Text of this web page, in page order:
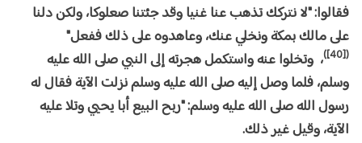
فقالوا: "لا نتركك تذهب عنا غنيا وقد جئتنا صعلوكا، ولكن دلنا
على مالك بمكة ونخلي عنك، وعاهدوه على ذلك ففعل"
([40])
، وتخلوا عنه واستكمل هجرته إلى النبي صلى الله عليه
وسلم، فلما وصل إليه صلى الله عليه وسلم نزلت الآية فقال له
رسول الله صلى الله عليه وسلم: "ربح البيع أبا يحيي وتلا عليه
الآية، وقيل غير ذلك.